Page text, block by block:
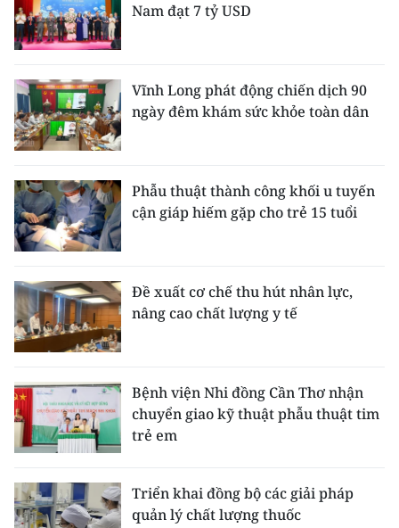
Nam đạt 7 tỷ USD
Vĩnh Long phát động chiến dịch 90
ngày đêm khám sức khỏe toàn dân
Phẫu thuật thành công khối u tuyến
cận giáp hiếm gặp cho trẻ 15 tuổi
Đề xuất cơ chế thu hút nhân lực,
nâng cao chất lượng y tế
Bệnh viện Nhi đồng Cần Thơ nhận
chuyển giao kỹ thuật phẫu thuật tim
trẻ em
Triển khai đồng bộ các giải pháp
quản lý chất lượng thuốc